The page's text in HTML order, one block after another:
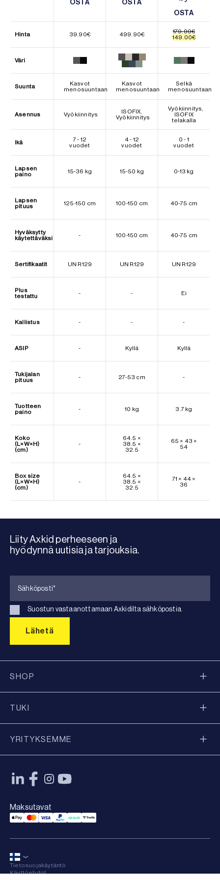
OSTA
OSTA
OSTA
OSTA
Hinta 39.90€ 499.90€ 179.99€
Alkuperäinen
hinta
oli:
149.00€
hinta
on:
Väri
Suunta
Kasvot
menosuuntaan
Kasvot
menosuuntaan
Selkä
menosuuntaan
Asennus Vyökiinnitys
ISOFIX,
Vyökiinnitys
Vyökiinnitys,
ISOFIX
telakalla
Ikä
7 - 12
vuodet
4 - 12
vuodet
0 - 1
vuodet
Lapsen
paino
15-36 kg 15-50 kg 0-13 kg
Lapsen
pituus
125-150 cm 100-150 cm 40-75 cm
Hyväksytty
käytettäväksi
- 100-150 cm 40-75 cm
Sertifikaatit UN R129 UN R129 UN R129
Plus
testattu
- - Ei
Kallistus - - -
ASIP - Kyllä Kyllä
Tukijalan
pituus
- 27-53 cm -
Tuotteen
paino
- 10 kg 3.7 kg
Koko
(L×W×H)
(cm)
-
64.5 ×
38.5 ×
32.5
65 × 43 ×
54
Box size
(L×W×H)
(cm)
-
64.5 ×
38.5 ×
32.5
71 × 44 ×
36
Liity Axkid perheeseen ja
hyödynnä uutisia ja tarjouksia.
Suostun vastaanottamaan Axkidilta sähköpostia.
SHOP
TUKI
YRITYKSEMME
Maksutavat
Applepay Payment
Mastercard Payment
Visa Payment
Paypal Payment
Qliro Payment
Trustly Payment
Tietosuojakäytäntö
Käyttöehdot